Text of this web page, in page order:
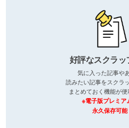
好評なスクラッ
気に入った記事や
読みたい記事をスクラ
まとめておく機能が便
※電子版プレミア
永久保存可能